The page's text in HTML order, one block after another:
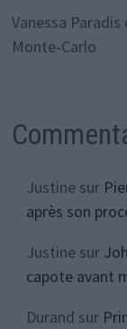
Vanessa
Monte-Carlo
Justinesur
après son
Justinesur
capote avant
Durand sur